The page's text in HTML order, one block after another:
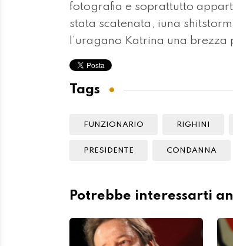
fotografia e soprattutto
stata scatenata, iuna
l’uragano Katrina una brezza
Tags
FUNZIONARIO RIGHINI
PRESIDENTE CONDANNA
Potrebbe interessarti